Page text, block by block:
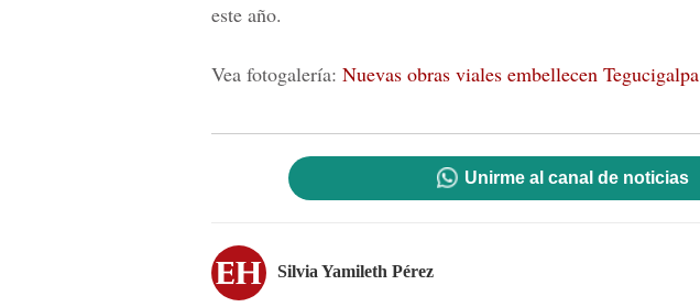
este año.
Vea fotogalería: Nuevas obras viales embellecen Tegucigalpa
Unirme al canal de noticias
Silvia Yamileth Pérez